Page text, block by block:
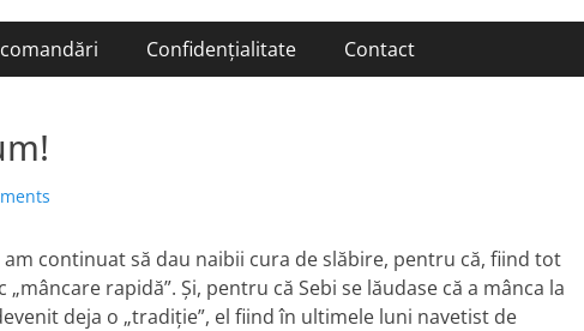
Confidențialitate Contact
continuat să dau naibii cura de slăbire, pentru că, fiind tot
rapidă”. Şi, pentru că Sebi se lăudase că a mânca la
deja o „tradiţie”, el fiind în ultimele luni navetist de